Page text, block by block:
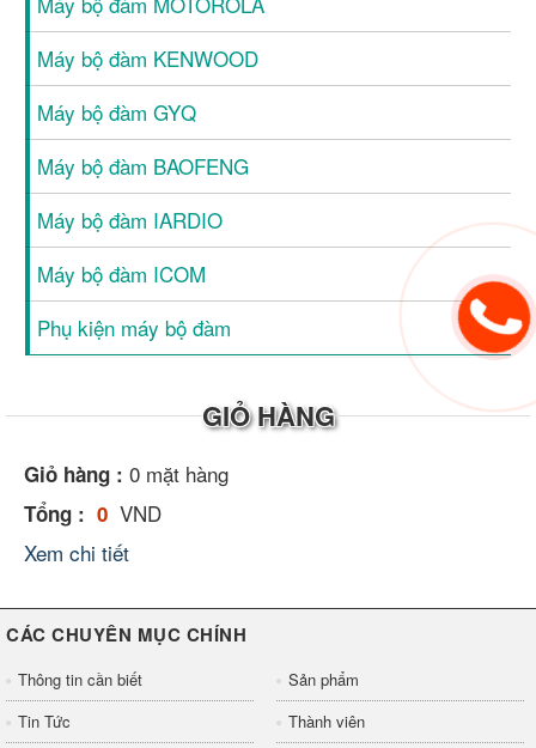
Máy bộ đàm KENWOOD
Máy bộ đàm GYQ
Máy bộ đàm BAOFENG
Máy bộ đàm IARDIO
Máy bộ đàm ICOM
Phụ kiện máy bộ đàm
GIỎ HÀNG
Giỏ hàng : 0 mặt hàng
Tổng : 0 VND
Xem chi tiết
CÁC CHUYÊN MỤC CHÍNH
Thông tin cần biết
Sản phẩm
Tin Tức
Thành viên